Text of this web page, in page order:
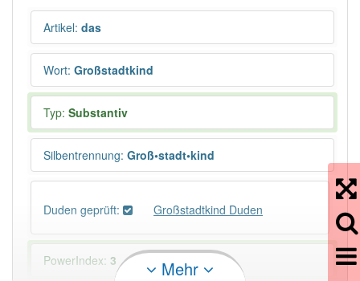
Artikel: das
Wort: Großstadtkind
Typ: Substantiv
Silbentrennung: Groß•stadt•kind
Duden geprüft: Großstadtkind Duden
PowerIndex: 3 Mehr